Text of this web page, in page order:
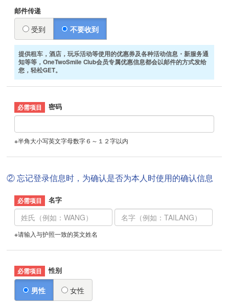
邮件传递
受到 不要收到
提供租车，酒店，玩乐活动等使用的优惠券及各种活动信息・新服务通
知等等，OneTwoSmile Club会员专属优惠信息都会以邮件的方式发给
您，轻松GET。
密码
※半角大小写英文字母数字６～１２字以内
② 忘记登录信息时，为确认是否为本人时使用的确认信息
名字
※请输入与护照一致的英文姓名
性别
男性 女性